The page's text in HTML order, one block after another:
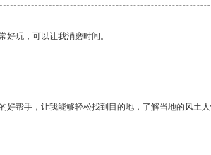
好玩，可以让我消磨时间。
好帮手，让我能够轻松找到目的地，了解当地的风土